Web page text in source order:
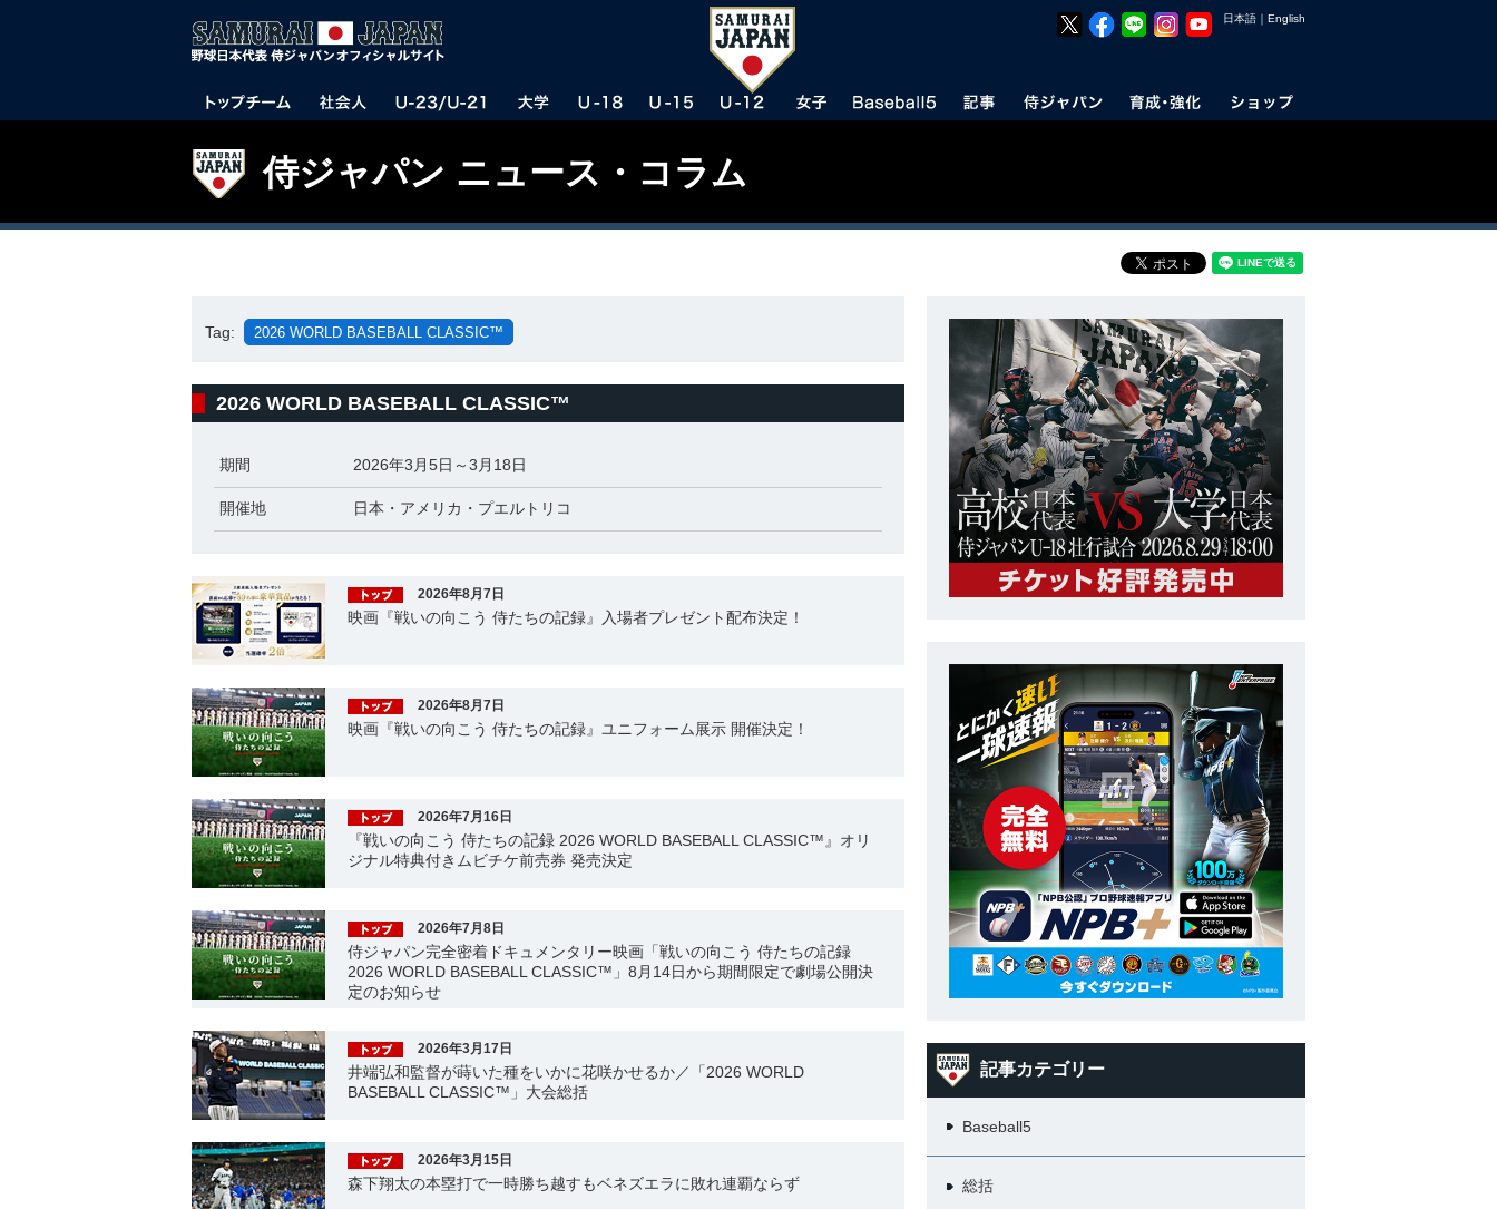
日本語 ｜ English
侍ジャパン ニュース・コラム
Tag: 2026 WORLD BASEBALL CLASSIC™
2026 WORLD BASEBALL CLASSIC™
期間 2026年3月5日～3月18日
開催地 日本・アメリカ・プエルトリコ
2026年8月7日
映画『戦いの向こう 侍たちの記録』入場者プレゼント配布決定！
2026年8月7日
映画『戦いの向こう 侍たちの記録』ユニフォーム展示 開催決定！
2026年7月16日
『戦いの向こう 侍たちの記録 2026 WORLD BASEBALL CLASSIC™』オリ
ジナル特典付きムビチケ前売券 発売決定
2026年7月8日
侍ジャパン完全密着ドキュメンタリー映画「戦いの向こう 侍たちの記録
2026 WORLD BASEBALL CLASSIC™」8月14日から期間限定で劇場公開決
定のお知らせ
2026年3月17日
井端弘和監督が蒔いた種をいかに花咲かせるか／「2026 WORLD
BASEBALL CLASSIC™」大会総括
2026年3月15日
森下翔太の本塁打で一時勝ち越すもベネズエラに敗れ連覇ならず
記事カテゴリー
Baseball5
総括